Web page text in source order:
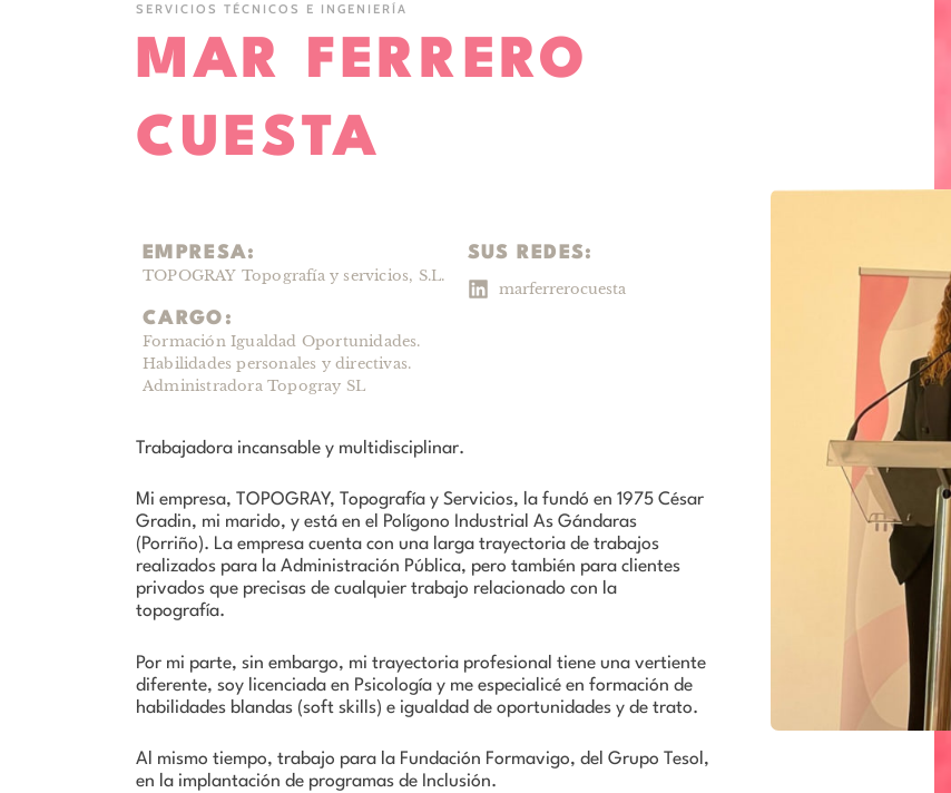
SERVICIOS TÉCNICOS E INGENIERÍA
MAR FERRERO
CUESTA
EMPRESA:
TOPOGRAY Topografía y servicios, S.L.​
CARGO:
Formación Igualdad Oportunidades.
Habilidades personales y directivas.
Administradora Topogray SL
SUS REDES:
marferrerocuesta
Trabajadora incansable y multidisciplinar.
Mi empresa, TOPOGRAY, Topografía y Servicios, la fundó en 1975 César
Gradin, mi marido, y está en el Polígono Industrial As Gándaras
(Porriño). La empresa cuenta con una larga trayectoria de trabajos
realizados para la Administración Pública, pero también para clientes
privados que precisas de cualquier trabajo relacionado con la
topografía.
Por mi parte, sin embargo, mi trayectoria profesional tiene una vertiente
diferente, soy licenciada en Psicología y me especialicé en formación de
habilidades blandas (soft skills) e igualdad de oportunidades y de trato.
Al mismo tiempo, trabajo para la Fundación Formavigo, del Grupo Tesol,
en la implantación de programas de Inclusión.